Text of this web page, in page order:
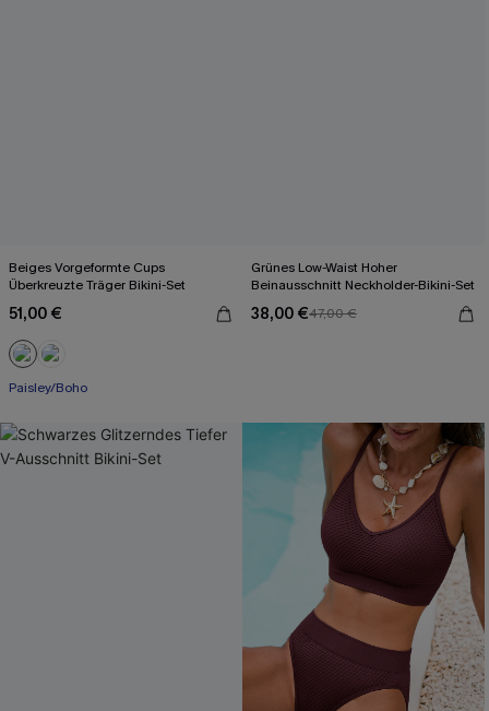
Beiges Vorgeformte Cups
Überkreuzte Träger Bikini-Set
51,00 €
Paisley/Boho
Grünes Low-Waist Hoher
Beinausschnitt Neckholder-Bikini-Set
38,00 €47,00 €